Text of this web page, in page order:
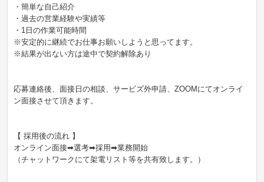
・簡単な自己紹介
・過去の営業経験や実績等
・1日の作業可能時間
※安定的に継続でお仕事お願いしようと思ってます。
※結果が出ない方は途中で契約解除あり
応募連絡後、面接日の相談、サービズ外申請、ZOOMにてオンライ
ン面接させて頂きます。
【 採用後の流れ 】
オンライン面接➡︎選考➡︎採用➡︎業務開始
（チャットワークにて架電リスト等を共有致します。）